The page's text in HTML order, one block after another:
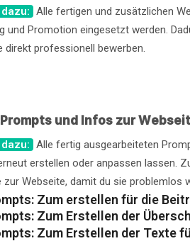
Alle fertigen und zusätzlichen
und Promotion eingesetzt werden.
direkt professionell bewerben.
und Infos zur
Alle fertig ausgearbeiteten
erstellen oder anpassen lassen.
zur Webseite, damit du sie
Zum erstellen für die
Zum Erstellen der
Zum Erstellen der Texte